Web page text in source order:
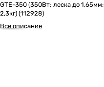
GTE-350 (350Вт; леска до 1,65мм;
2,3кг) (112928)
Все описание